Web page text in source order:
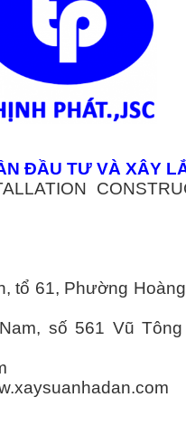
ĐẦU TƯ VÀ XÂY
tổ 61, Phường
số 561 Vũ